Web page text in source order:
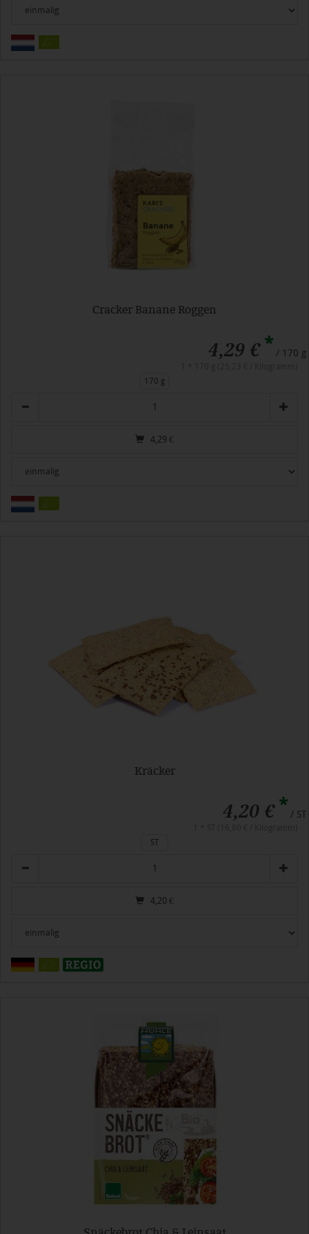
Cracker Banane Roggen
4,29 €* / 170 g
170 g
4,29 €
Kräcker
4,20 €* / ST
ST
4,20 €